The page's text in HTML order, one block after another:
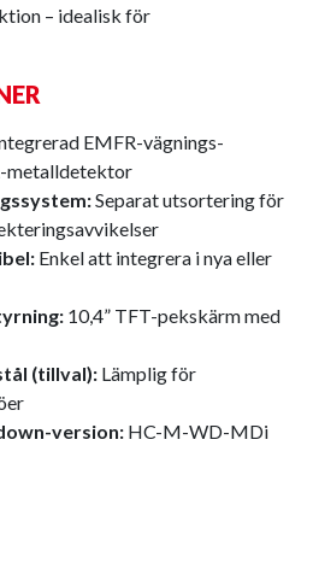
– idealisk för
EMFR-vägnings­
metalldetektor
Separat utsortering för
Enkel att integrera i nya eller
10,4” TFT-pekskärm med
(tillval): Lämplig för
version: HC-M-WD-MDi